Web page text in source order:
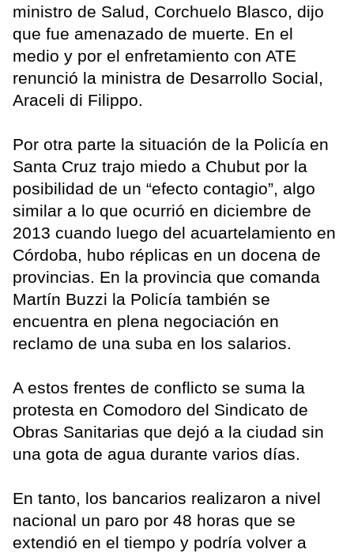
ministro de Salud, Corchuelo Blasco, dijo
que fue amenazado de muerte. En el
medio y por el enfretamiento con ATE
renunció la ministra de Desarrollo Social,
Araceli di Filippo.
Por otra parte la situación de la Policía en
Santa Cruz trajo miedo a Chubut por la
posibilidad de un “efecto contagio”, algo
similar a lo que ocurrió en diciembre de
2013 cuando luego del acuartelamiento en
Córdoba, hubo réplicas en un docena de
provincias. En la provincia que comanda
Martín Buzzi la Policía también se
encuentra en plena negociación en
reclamo de una suba en los salarios.
A estos frentes de conflicto se suma la
protesta en Comodoro del Sindicato de
Obras Sanitarias que dejó a la ciudad sin
una gota de agua durante varios días.
En tanto, los bancarios realizaron a nivel
nacional un paro por 48 horas que se
extendió en el tiempo y podría volver a